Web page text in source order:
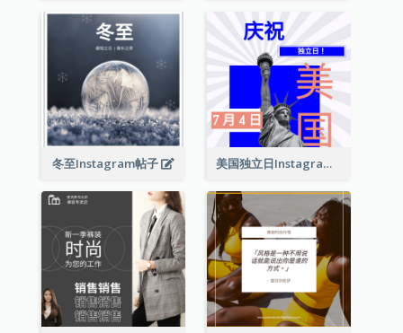
冬至Instagram帖子 美国独立日Instagram帖子